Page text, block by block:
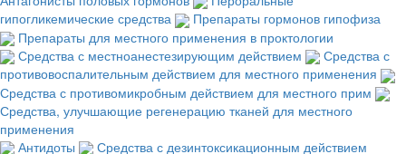
гипогликемические средства
Препараты гормонов гипофиза
Препараты для местного применения в проктологии
Средства с местноанестезирующим действием
Средства с
противовоспалительным действием для местного применения
Средства с противомикробным действием для местного прим
Средства, улучшающие регенерацию тканей для местного
применения
Антидоты
Средства с дезинтоксикационным действием